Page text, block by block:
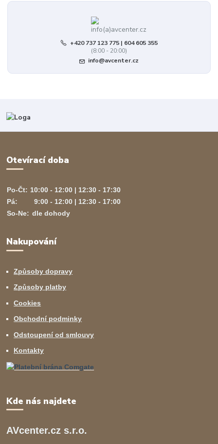
+420 737 123 775 | 604 605 355
(8:00 - 20:00)
info@avcenter.cz
Otevírací doba
Po-Čt: 10:00 - 12:00 | 12:30 - 17:30
Pá:
9:00 - 12:00 | 12:30 - 17:00
So-Ne: dle dohody
Nakupování
Způsoby dopravy
Způsoby platby
Cookies
Obchodní podminky
Odstoupení od smlouvy
Kontakty
Kde nás najdete
AVcenter.cz s.r.o.